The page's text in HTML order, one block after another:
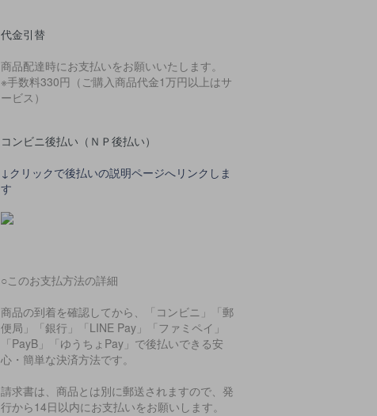
代金引替
商品配達時にお支払いをお願いいたします。
※手数料330円（ご購入商品代金1万円以上はサ
ービス）
コンビニ後払い（ＮＰ後払い）
↓クリックで後払いの説明ページへリンクしま
す
○このお支払方法の詳細
商品の到着を確認してから、「コンビニ」「郵
便局」「銀行」「LINE Pay」「ファミペイ」
「PayB」「ゆうちょPay」で後払いできる安
心・簡単な決済方法です。
請求書は、商品とは別に郵送されますので、発
行から14日以内にお支払いをお願いします。